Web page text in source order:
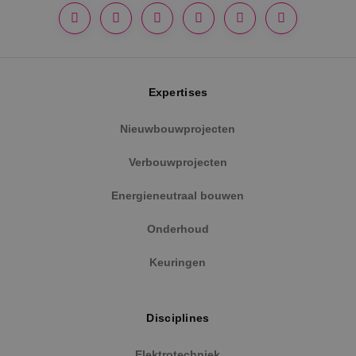
Expertises
Nieuwbouwprojecten
Verbouwprojecten
Energieneutraal bouwen
Onderhoud
Keuringen
Disciplines
VISITOR_PRIVACY_METADATA
.youtube.com
Google Privacy Policy